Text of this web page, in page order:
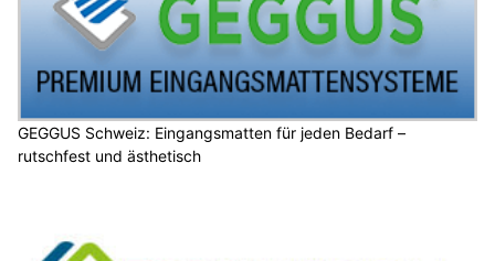
GEGGUS Schweiz: Eingangsmatten für jeden Bedarf –
rutschfest und ästhetisch